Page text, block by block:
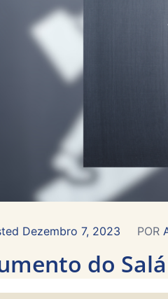
Dezembro 7, 2023 POR
do